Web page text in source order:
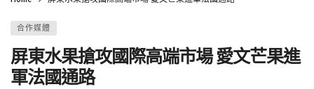
合作媒體
屏東水果搶攻國際高端市場 愛文芒果進
軍法國通路